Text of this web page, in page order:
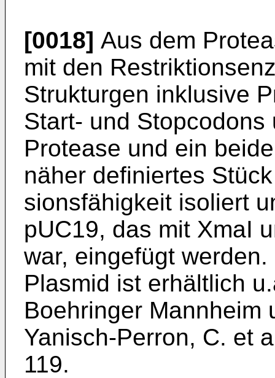
[0018] Aus dem
mit den
Strukturgen inklusive
Start- und
Protease und ein
näher definiertes
sionsfähigkeit isoliert
pUC19, das mit XmaI
war, eingefügt
Plasmid ist erhältlich
Boeh­ringer Mannheim
Yanisch-Perron, C. et
119.